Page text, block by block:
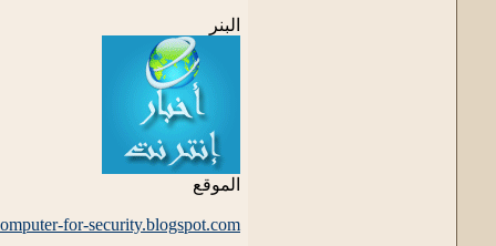
البنر
الموقع
for-security.blogspot.com/